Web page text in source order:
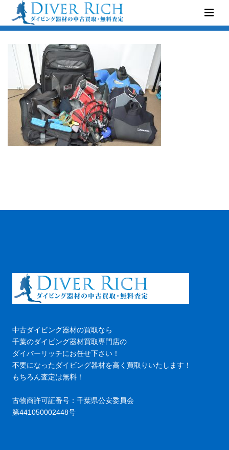
中古ダイビング器材の買取なら
千葉のダイビング器材買取専門店の
ダイバーリッチにお任せ下さい！
不要になったダイビング器材を高く買取りいたします！
もちろん査定は無料！
古物商許可証番号：千葉県公安委員会
第441050002448号